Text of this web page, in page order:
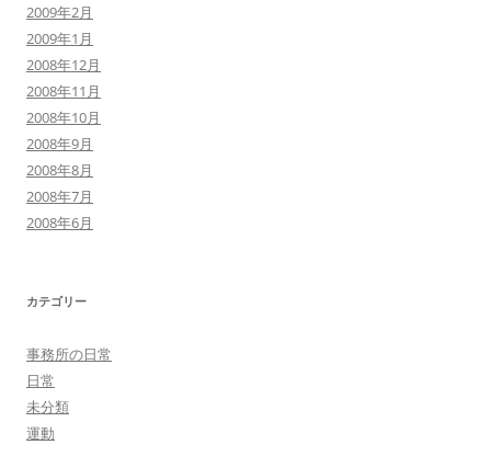
2009年2月
2009年1月
2008年12月
2008年11月
2008年10月
2008年9月
2008年8月
2008年7月
2008年6月
カテゴリー
事務所の日常
日常
未分類
運動